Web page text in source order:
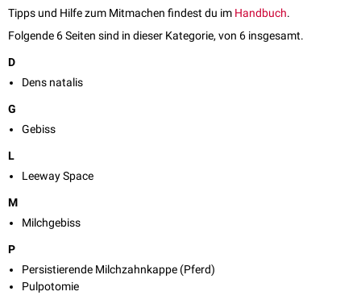
Tipps und Hilfe zum Mitmachen findest du im Handbuch.
Folgende 6 Seiten sind in dieser Kategorie, von 6 insgesamt.
D
Dens natalis
G
Gebiss
L
Leeway Space
M
Milchgebiss
P
Persistierende Milchzahnkappe (Pferd)
Pulpotomie